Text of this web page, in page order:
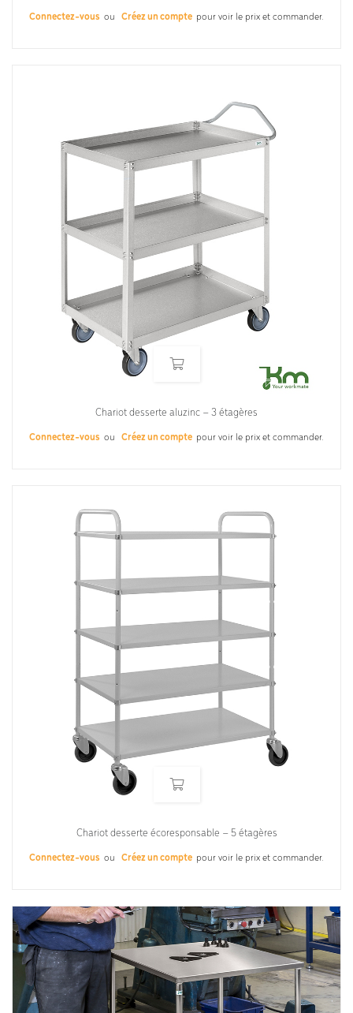
Connectez-vous ou Créez un compte pour voir le prix et commander.
Chariot desserte aluzinc – 3 étagères
Connectez-vous ou Créez un compte pour voir le prix et commander.
Chariot desserte écoresponsable – 5 étagères
Connectez-vous ou Créez un compte pour voir le prix et commander.